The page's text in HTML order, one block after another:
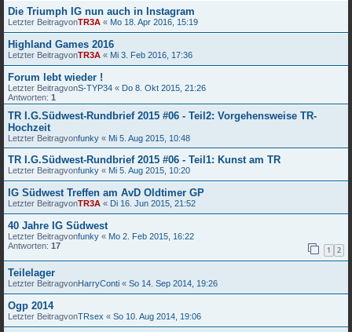
Die Triumph IG nun auch in Instagram
Letzter BeitragvonTR3A « Mo 18. Apr 2016, 15:19
Highland Games 2016
Letzter BeitragvonTR3A « Mi 3. Feb 2016, 17:36
Forum lebt wieder !
Letzter BeitragvonS-TYP34 « Do 8. Okt 2015, 21:26
Antworten: 1
TR I.G.Südwest-Rundbrief 2015 #06 - Teil2: Vorgehensweise TR-
Hochzeit
Letzter Beitragvonfunky « Mi 5. Aug 2015, 10:48
TR I.G.Südwest-Rundbrief 2015 #06 - Teil1: Kunst am TR
Letzter Beitragvonfunky « Mi 5. Aug 2015, 10:20
IG Südwest Treffen am AvD Oldtimer GP
Letzter BeitragvonTR3A « Di 16. Jun 2015, 21:52
40 Jahre IG Südwest
Letzter Beitragvonfunky « Mo 2. Feb 2015, 16:22
Antworten: 17 1 2
Teilelager
Letzter BeitragvonHarryConti « So 14. Sep 2014, 19:26
Ogp 2014
Letzter BeitragvonTRsex « So 10. Aug 2014, 19:06